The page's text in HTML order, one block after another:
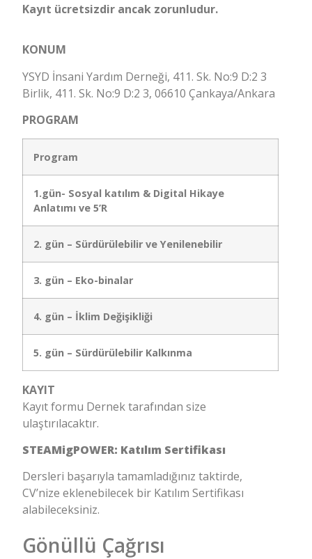
Kayıt ücretsizdir ancak zorunludur.
KONUM
YSYD İnsani Yardım Derneği, 411. Sk. No:9 D:2 3
Birlik, 411. Sk. No:9 D:2 3, 06610 Çankaya/Ankara
PROGRAM
Program
1.gün- Sosyal katılım & Digital Hikaye
Anlatımı ve5’R
2. gün – Sürdürülebilir ve Yenilenebilir
3. gün – Eko-binalar
4. gün – İklim Değişikliği
5. gün – Sürdürülebilir Kalkınma
KAYIT
Kayıt formu Dernek tarafından size
ulaştırılacaktır.
STEAMigPOWER: Katılım Sertifikası
Dersleri başarıyla tamamladığınız taktirde,
CV’nize eklenebilecek bir Katılım Sertifikası
alabileceksiniz.
Gönüllü Çağrısı